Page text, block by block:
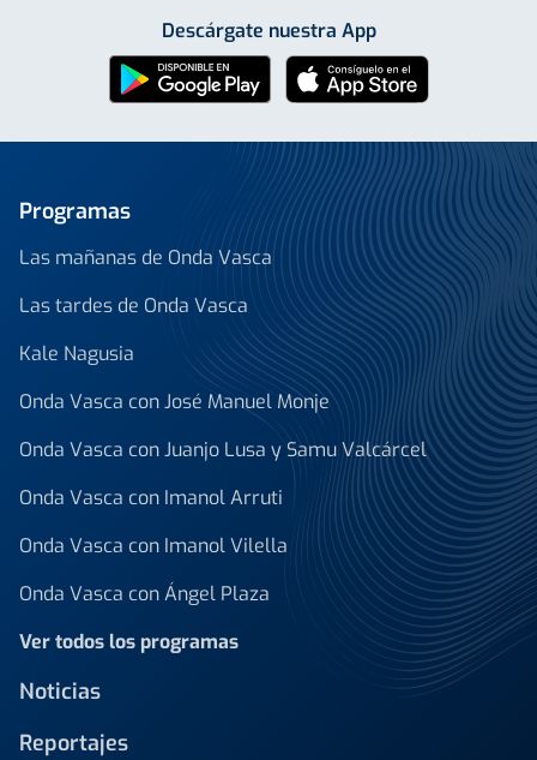
Descárgate nuestra App
Programas
Las mañanas de Onda Vasca
Las tardes de Onda Vasca
Kale Nagusia
Onda Vasca con José Manuel Monje
Onda Vasca con Juanjo Lusa y Samu Valcárcel
Onda Vasca con Imanol Arruti
Onda Vasca con Imanol Vilella
Onda Vasca con Ángel Plaza
Ver todos los programas
Noticias
Reportajes